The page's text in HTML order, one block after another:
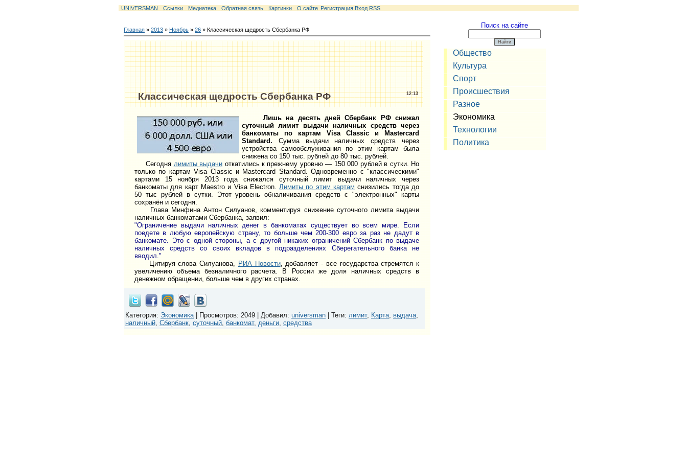
UNIVERSMAN Ссылки Медиатека Обратная связь Картинки О сайте Регистрация Вход RSS
Главная » 2013 » Ноябрь » 26 » Классическая щедрость Сбербанка РФ
12:13
Классическая щедрость Сбербанка РФ
Лишь на десять дней Сбербанк РФ снижал
суточный лимит выдачи наличных средств через
банкоматы по картам Visa Classic и Mastercard
Standard. Сумма выдачи наличных средств через
устройства самообслуживания по этим картам была
снижена со 150 тыс. рублей до 80 тыс. рублей.
Сегодня лимиты выдачи откатились к прежнему уровню — 150 000 рублей в сутки. Но
только по картам Visa Classic и Mastercard Standard. Одновременно с "классическими"
картами 15 ноября 2013 года снижался суточный лимит выдачи наличных через
банкоматы для карт Maestro и Visa Electron. Лимиты по этим картам снизились тогда до
50 тыс рублей в сутки. Этот уровень обналичивания средств с "электронных" карты
сохранён и сегодня.
Глава Минфина Антон Силуанов, комментируя снижение суточного лимита выдачи
наличных банкоматами Сбербанка, заявил:
"Ограничение выдачи наличных денег в банкоматах существует во всем мире. Если
поедете в любую европейскую страну, то больше чем 200-300 евро за раз не дадут в
банкомате. Это с одной стороны, а с другой никаких ограничений Сбербанк по выдаче
наличных средств со своих вкладов в подразделениях Сберегательного банка не
вводил."
Цитируя слова Силуанова, РИА Новости, добавляет - все государства стремятся к
увеличению объема безналичного расчета. В России же доля наличных средств в
денежном обращении, больше чем в других странах.
Категория: Экономика | Просмотров: 2049 | Добавил: universman | Теги: лимит, Карта выдача
наличный Сбербанк суточный банкомат, деньги средства
Поиск на сайте
Общество
Культура
Спорт
Происшествия
Разное
Экономика
Технологии
Политика